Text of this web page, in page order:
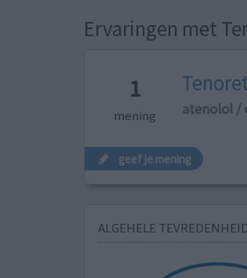
Ervaringen met
1
mening atenolol /
geef je mening
ALGEHELE